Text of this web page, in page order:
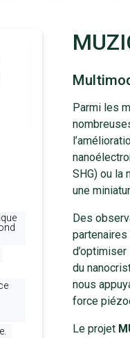
Parmi les
SHG) ou la
une
Des
du
nous
force
Le projet